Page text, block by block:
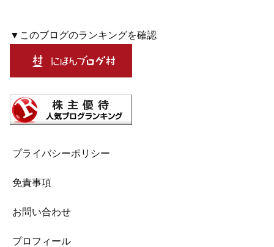
▼このブログのランキングを確認
プライバシーポリシー
免責事項
お問い合わせ
プロフィール